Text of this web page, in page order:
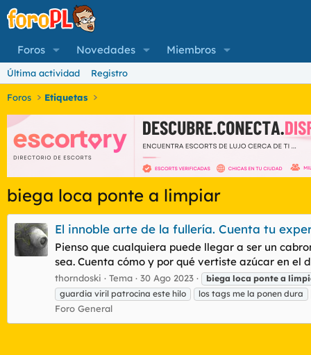
Foros Novedades Miembros
Última actividad Registro
Foros Etiquetas
biega loca ponte a limpiar
El innoble arte de la fullería. Cuenta tu
Pienso que cualquiera puede llegar a ser un
sea. Cuenta cómo y por qué vertiste azúcar en el
thorndoski Tema 30 Ago 2023 biega loca ponte a
guardia viril patrocina este hilo
los tags me la ponen dura
Foro General